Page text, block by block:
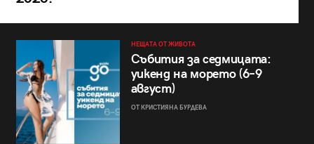
НЕЩАТА ОТ ЖИВОТА
Събития за седмицата:
уикенд на морето (6–9
август)
ОТ КРИСТИЯНА БУРДЕВА